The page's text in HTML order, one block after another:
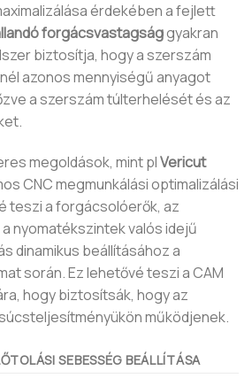
érdekében a fejlett
forgácsvastagsággyakran
biztosítja, hogy a szerszám
azonos mennyiségű anyagot
a szerszám túlterhelését és az
megoldások, mint plVericut
CNC megmunkálási optimalizálási
teszi a forgácsolóerők, az
nyomatékszintek valós idejű
dinamikus beállításához a
során. Ez lehetővé teszi a CAM
hogy biztosítsák, hogy az
működjenek.
SEBESSÉG BEÁLLÍTÁSA